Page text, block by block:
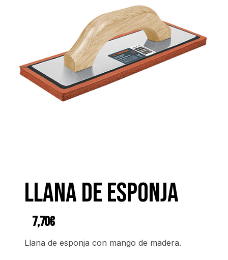
Llana de esponja
7,70€
Llana de esponja con mango de madera.